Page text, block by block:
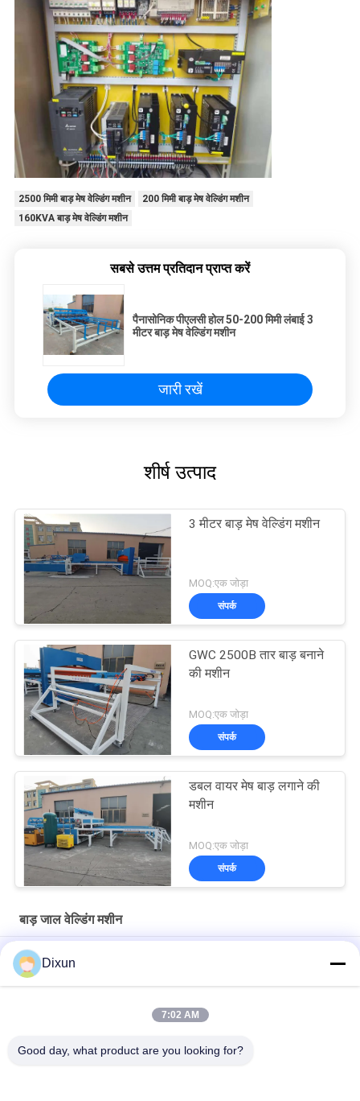
2500 मिमी बाड़ मेष वेल्डिंग मशीन
200 मिमी बाड़ मेष वेल्डिंग मशीन
160KVA बाड़ मेष वेल्डिंग मशीन
सबसे उत्तम प्रतिदान प्राप्त करें
पैनासोनिक पीएलसी होल 50-200 मिमी लंबाई 3
मीटर बाड़ मेष वेल्डिंग मशीन
जारी रखें
शीर्ष उत्पाद
3 मीटर बाड़ मेष वेल्डिंग मशीन
MOQ:एक जोड़ा
संपर्क
GWC 2500B तार बाड़ बनाने
की मशीन
MOQ:एक जोड़ा
संपर्क
डबल वायर मेष बाड़ लगाने की
मशीन
MOQ:एक जोड़ा
संपर्क
बाड़ जाल वेल्डिंग मशीन
बाड़ की लंबाई 3 मीटर जाल आकार 50*200 मिमी बाड़ जाल वेल्डिंग मशीन
जाल आकार 50*50 मिमी जस्ती तार 3 मिमी बाड़ जाल वेल्डिंग मशीन
ऑनलाइन झुकने की क्षमता 60 पीसी / घंटा मेष आकार 50 * 200 मिमी बाड़ मेष
Dixun
7:02 AM
Good day, what product are you looking for?